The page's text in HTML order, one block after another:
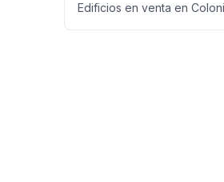
Edificios en venta en